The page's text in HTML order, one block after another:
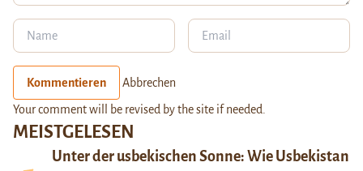
MEISTGELESEN
Unter der usbekischen Sonne: Wie Usbekistan
Kommentieren Abbrechen
Your comment will be revised by the site if needed.